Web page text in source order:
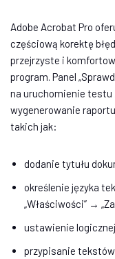
Adobe Acrobat Pro
częściową korektę
przejrzyste i
program. Panel
na uruchomienie testu
wygenerowanie
takich jak:
dodanie tytułu
określenie języka
„Właściwości” →
ustawienie
przypisanie